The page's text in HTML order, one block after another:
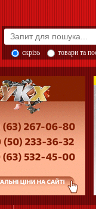
скрізь товари та